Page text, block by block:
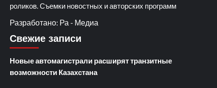
роликов. Съемки новостных и авторских программ
Разработано: Ра - Медиа
Свежие записи
Новые автомагистрали расширят транзитные
возможности Казахстана